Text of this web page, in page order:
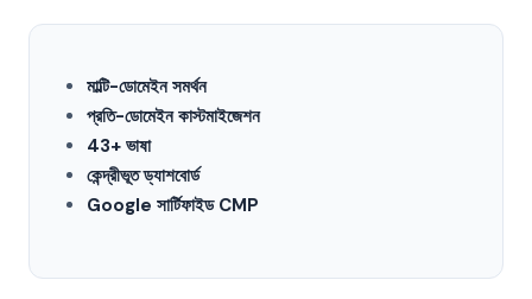
মাল্টি-ডোমেইন সমর্থন
প্রতি-ডোমেইন কাস্টমাইজেশন
43+ ভাষা
কেন্দ্রীভূত ড্যাশবোর্ড
Google সার্টিফাইড CMP